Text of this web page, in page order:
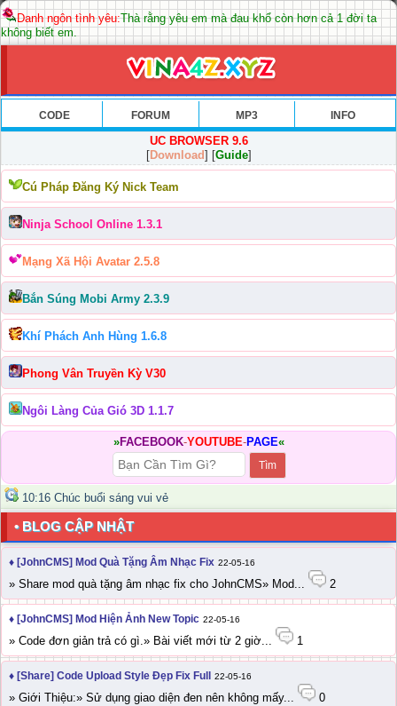
Danh ngôn tình yêu:Thà rằng yêu em mà đau khổ còn hơn cả 1 đời ta
không biết em.
CODE FORUM MP3 INFO
UC BROWSER 9.6
[Download] [Guide]
Cú Pháp Đăng Ký Nick Team
Ninja School Online 1.3.1
Mạng Xã Hội Avatar 2.5.8
Bắn Súng Mobi Army 2.3.9
Khí Phách Anh Hùng 1.6.8
Phong Vân Truyền Kỳ V30
Ngôi Làng Của Gió 3D 1.1.7
»FACEBOOK-YOUTUBE-PAGE«
10:16 Chúc buổi sáng vui vẻ
• BLOG CẬP NHẬT
♦ [JohnCMS] Mod Quà Tặng Âm Nhạc Fix 22-05-16
» Share mod quà tặng âm nhạc fix cho JohnCMS» Mod... 2
♦ [JohnCMS] Mod Hiện Ảnh New Topic 22-05-16
» Code đơn giản trả có gì.» Bài viết mới từ 2 giờ... 1
♦ [Share] Code Upload Style Đẹp Fix Full 22-05-16
» Giới Thiệu:» Sử dụng giao diện đen nên không mấy... 0